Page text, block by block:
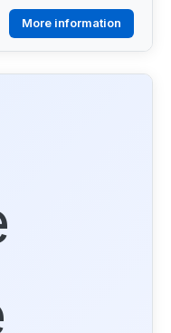
More information